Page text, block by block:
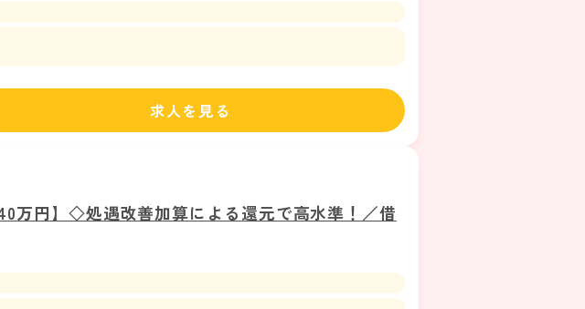
求人を見る
万円】◇処遇改善加算による還元で高水準！／借